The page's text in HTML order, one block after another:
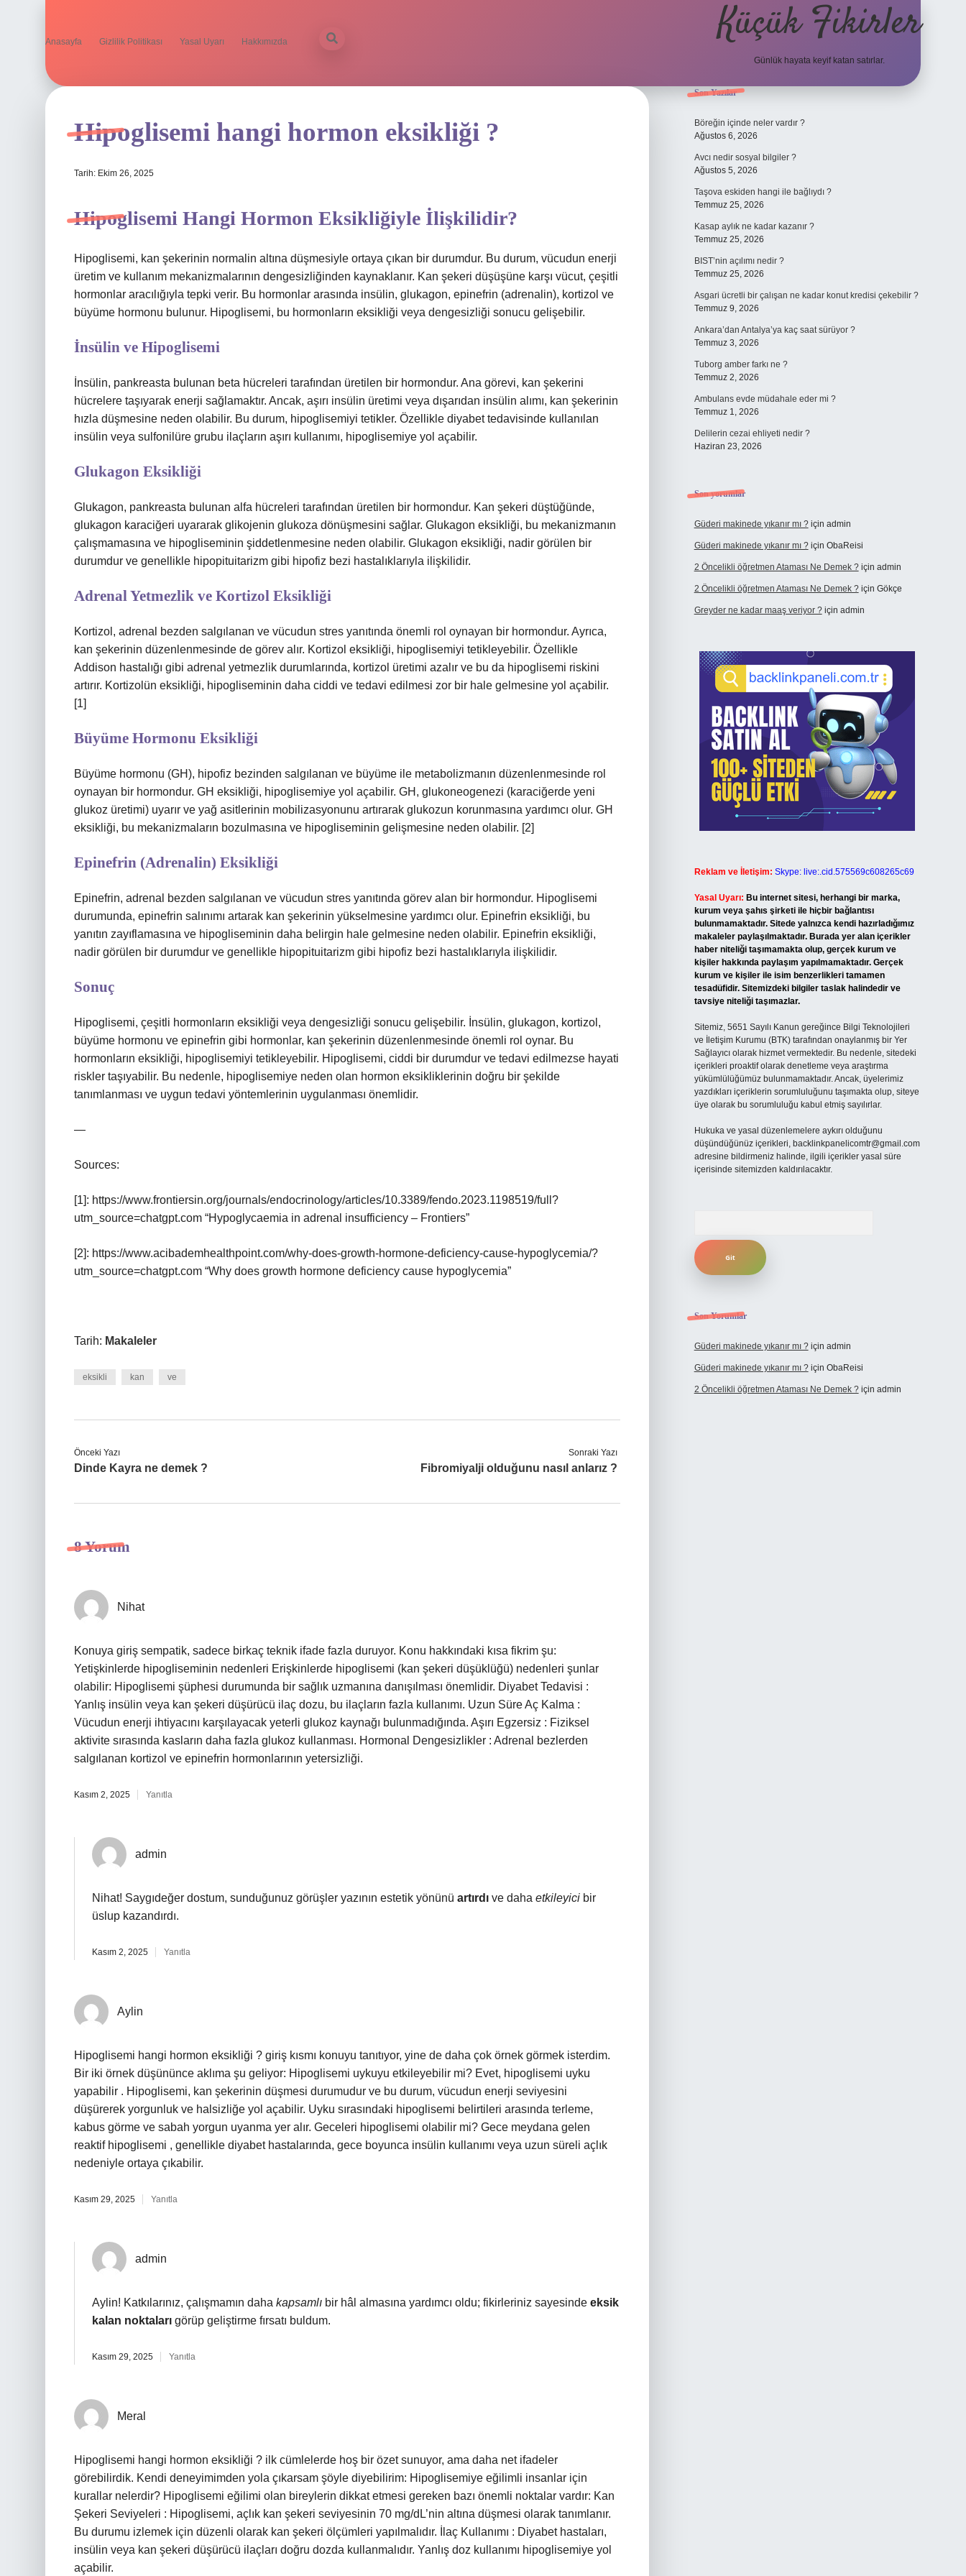
Anasayfa Gizlilik Politikası Yasal Uyarı Hakkımızda Küçük Fikirler
Günlük hayata keyif katan satırlar.
Hipoglisemi hangi hormon eksikliği ?
Tarih: Ekim 26, 2025
Hipoglisemi Hangi Hormon Eksikliğiyle İlişkilidir?
Hipoglisemi, kan şekerinin normalin altına düşmesiyle ortaya çıkan bir durumdur. Bu durum, vücudun enerji
üretim ve kullanım mekanizmalarının dengesizliğinden kaynaklanır. Kan şekeri düşüşüne karşı vücut, çeşitli
hormonlar aracılığıyla tepki verir. Bu hormonlar arasında insülin, glukagon, epinefrin (adrenalin), kortizol ve
büyüme hormonu bulunur. Hipoglisemi, bu hormonların eksikliği veya dengesizliği sonucu gelişebilir.
İnsülin ve Hipoglisemi
İnsülin, pankreasta bulunan beta hücreleri tarafından üretilen bir hormondur. Ana görevi, kan şekerini
hücrelere taşıyarak enerji sağlamaktır. Ancak, aşırı insülin üretimi veya dışarıdan insülin alımı, kan şekerinin
hızla düşmesine neden olabilir. Bu durum, hipoglisemiyi tetikler. Özellikle diyabet tedavisinde kullanılan
insülin veya sulfonilüre grubu ilaçların aşırı kullanımı, hipoglisemiye yol açabilir.
Glukagon Eksikliği
Glukagon, pankreasta bulunan alfa hücreleri tarafından üretilen bir hormondur. Kan şekeri düştüğünde,
glukagon karaciğeri uyararak glikojenin glukoza dönüşmesini sağlar. Glukagon eksikliği, bu mekanizmanın
çalışmamasına ve hipogliseminin şiddetlenmesine neden olabilir. Glukagon eksikliği, nadir görülen bir
durumdur ve genellikle hipopituitarizm gibi hipofiz bezi hastalıklarıyla ilişkilidir.
Adrenal Yetmezlik ve Kortizol Eksikliği
Kortizol, adrenal bezden salgılanan ve vücudun stres yanıtında önemli rol oynayan bir hormondur. Ayrıca,
kan şekerinin düzenlenmesinde de görev alır. Kortizol eksikliği, hipoglisemiyi tetikleyebilir. Özellikle
Addison hastalığı gibi adrenal yetmezlik durumlarında, kortizol üretimi azalır ve bu da hipoglisemi riskini
artırır. Kortizolün eksikliği, hipogliseminin daha ciddi ve tedavi edilmesi zor bir hale gelmesine yol açabilir.
[1]
Büyüme Hormonu Eksikliği
Büyüme hormonu (GH), hipofiz bezinden salgılanan ve büyüme ile metabolizmanın düzenlenmesinde rol
oynayan bir hormondur. GH eksikliği, hipoglisemiye yol açabilir. GH, glukoneogenezi (karaciğerde yeni
glukoz üretimi) uyarır ve yağ asitlerinin mobilizasyonunu artırarak glukozun korunmasına yardımcı olur. GH
eksikliği, bu mekanizmaların bozulmasına ve hipogliseminin gelişmesine neden olabilir. [2]
Epinefrin (Adrenalin) Eksikliği
Epinefrin, adrenal bezden salgılanan ve vücudun stres yanıtında görev alan bir hormondur. Hipoglisemi
durumunda, epinefrin salınımı artarak kan şekerinin yükselmesine yardımcı olur. Epinefrin eksikliği, bu
yanıtın zayıflamasına ve hipogliseminin daha belirgin hale gelmesine neden olabilir. Epinefrin eksikliği,
nadir görülen bir durumdur ve genellikle hipopituitarizm gibi hipofiz bezi hastalıklarıyla ilişkilidir.
Sonuç
Hipoglisemi, çeşitli hormonların eksikliği veya dengesizliği sonucu gelişebilir. İnsülin, glukagon, kortizol,
büyüme hormonu ve epinefrin gibi hormonlar, kan şekerinin düzenlenmesinde önemli rol oynar. Bu
hormonların eksikliği, hipoglisemiyi tetikleyebilir. Hipoglisemi, ciddi bir durumdur ve tedavi edilmezse hayati
riskler taşıyabilir. Bu nedenle, hipoglisemiye neden olan hormon eksikliklerinin doğru bir şekilde
tanımlanması ve uygun tedavi yöntemlerinin uygulanması önemlidir.
—
Sources:
[1]: https://www.frontiersin.org/journals/endocrinology/articles/10.3389/fendo.2023.1198519/full?
utm_source=chatgpt.com “Hypoglycaemia in adrenal insufficiency – Frontiers”
[2]: https://www.acibademhealthpoint.com/why-does-growth-hormone-deficiency-cause-hypoglycemia/?
utm_source=chatgpt.com “Why does growth hormone deficiency cause hypoglycemia”
Tarih: Makaleler
eksikli kan ve
Önceki Yazı
Dinde Kayra ne demek ?
Sonraki Yazı
Fibromiyalji olduğunu nasıl anlarız ?
8 Yorum
Nihat
Konuya giriş sempatik, sadece birkaç teknik ifade fazla duruyor. Konu hakkındaki kısa fikrim şu:
Yetişkinlerde hipogliseminin nedenleri Erişkinlerde hipoglisemi (kan şekeri düşüklüğü) nedenleri şunlar
olabilir: Hipoglisemi şüphesi durumunda bir sağlık uzmanına danışılması önemlidir. Diyabet Tedavisi :
Yanlış insülin veya kan şekeri düşürücü ilaç dozu, bu ilaçların fazla kullanımı. Uzun Süre Aç Kalma :
Vücudun enerji ihtiyacını karşılayacak yeterli glukoz kaynağı bulunmadığında. Aşırı Egzersiz : Fiziksel
aktivite sırasında kasların daha fazla glukoz kullanması. Hormonal Dengesizlikler : Adrenal bezlerden
salgılanan kortizol ve epinefrin hormonlarının yetersizliği.
Kasım 2, 2025 Yanıtla
admin
Nihat! Saygıdeğer dostum, sunduğunuz görüşler yazının estetik yönünü artırdı ve daha etkileyici bir
üslup kazandırdı.
Kasım 2, 2025 Yanıtla
Aylin
Hipoglisemi hangi hormon eksikliği ? giriş kısmı konuyu tanıtıyor, yine de daha çok örnek görmek isterdim.
Bir iki örnek düşününce aklıma şu geliyor: Hipoglisemi uykuyu etkileyebilir mi? Evet, hipoglisemi uyku
yapabilir . Hipoglisemi, kan şekerinin düşmesi durumudur ve bu durum, vücudun enerji seviyesini
düşürerek yorgunluk ve halsizliğe yol açabilir. Uyku sırasındaki hipoglisemi belirtileri arasında terleme,
kabus görme ve sabah yorgun uyanma yer alır. Geceleri hipoglisemi olabilir mi? Gece meydana gelen
reaktif hipoglisemi , genellikle diyabet hastalarında, gece boyunca insülin kullanımı veya uzun süreli açlık
nedeniyle ortaya çıkabilir.
Kasım 29, 2025 Yanıtla
admin
Aylin! Katkılarınız, çalışmamın daha kapsamlı bir hâl almasına yardımcı oldu; fikirleriniz sayesinde eksik
kalan noktaları görüp geliştirme fırsatı buldum.
Kasım 29, 2025 Yanıtla
Meral
Hipoglisemi hangi hormon eksikliği ? ilk cümlelerde hoş bir özet sunuyor, ama daha net ifadeler
görebilirdik. Kendi deneyimimden yola çıkarsam şöyle diyebilirim: Hipoglisemiye eğilimli insanlar için
kurallar nelerdir? Hipoglisemi eğilimi olan bireylerin dikkat etmesi gereken bazı önemli noktalar vardır: Kan
Şekeri Seviyeleri : Hipoglisemi, açlık kan şekeri seviyesinin 70 mg/dL’nin altına düşmesi olarak tanımlanır.
Bu durumu izlemek için düzenli olarak kan şekeri ölçümleri yapılmalıdır. İlaç Kullanımı : Diyabet hastaları,
insülin veya kan şekeri düşürücü ilaçları doğru dozda kullanmalıdır. Yanlış doz kullanımı hipoglisemiye yol
açabilir.
Sidebar
Son Yazılar
Böreğin içinde neler vardır ?
Ağustos 6, 2026
Avcı nedir sosyal bilgiler ?
Ağustos 5, 2026
Taşova eskiden hangi ile bağlıydı ?
Temmuz 25, 2026
Kasap aylık ne kadar kazanır ?
Temmuz 25, 2026
BIST’nin açılımı nedir ?
Temmuz 25, 2026
Asgari ücretli bir çalışan ne kadar konut kredisi çekebilir ?
Temmuz 9, 2026
Ankara’dan Antalya’ya kaç saat sürüyor ?
Temmuz 3, 2026
Tuborg amber farkı ne ?
Temmuz 2, 2026
Ambulans evde müdahale eder mi ?
Temmuz 1, 2026
Delilerin cezai ehliyeti nedir ?
Haziran 23, 2026
Son yorumlar
Güderi makinede yıkanır mı ?için admin
Güderi makinede yıkanır mı ?için ObaReisi
2 Öncelikli öğretmen Ataması Ne Demek ?için admin
2 Öncelikli öğretmen Ataması Ne Demek ?için Gökçe
Greyder ne kadar maaş veriyor ?için admin
Reklam ve İletişim: Skype: live:.cid.575569c608265c69
Yasal Uyarı: Bu internet sitesi, herhangi bir marka,
kurum veya şahıs şirketi ile hiçbir bağlantısı
bulunmamaktadır. Sitede yalnızca kendi hazırladığımız
makaleler paylaşılmaktadır. Burada yer alan içerikler
haber niteliği taşımamakta olup, gerçek kurum ve
kişiler hakkında paylaşım yapılmamaktadır. Gerçek
kurum ve kişiler ile isim benzerlikleri tamamen
tesadüfidir. Sitemizdeki bilgiler taslak halindedir ve
tavsiye niteliği taşımazlar.
Sitemiz, 5651 Sayılı Kanun gereğince Bilgi Teknolojileri
ve İletişim Kurumu (BTK) tarafından onaylanmış bir Yer
Sağlayıcı olarak hizmet vermektedir. Bu nedenle, sitedeki
içerikleri proaktif olarak denetleme veya araştırma
yükümlülüğümüz bulunmamaktadır. Ancak, üyelerimiz
yazdıkları içeriklerin sorumluluğunu taşımakta olup, siteye
üye olarak bu sorumluluğu kabul etmiş sayılırlar.
Hukuka ve yasal düzenlemelere aykırı olduğunu
düşündüğünüz içerikleri, backlinkpanelicomtr@gmail.com
adresine bildirmeniz halinde, ilgili içerikler yasal süre
içerisinde sitemizden kaldırılacaktır.
Son Yorumlar
Güderi makinede yıkanır mı ?için admin
Güderi makinede yıkanır mı ?için ObaReisi
2 Öncelikli öğretmen Ataması Ne Demek ?için admin